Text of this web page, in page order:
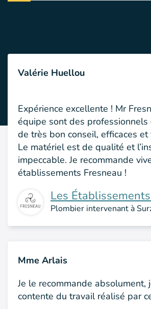
Valérie Huellou
Expérience excellente ! Mr
équipe sont des professionnels
de très bon conseil, efficaces et
Le matériel est de qualité et
impeccable. Je recommande
établissements Fresneau !
Les
Plombier intervenant à
Mme Arlais
Je le recommande absolument,
contente du travail réalisé par